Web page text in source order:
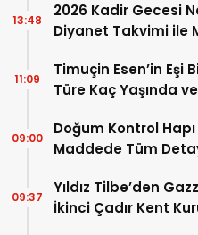
2026 Kadir Gecesi
Diyanet Takvimi ile
13:48
Timuçin Esen’in Eşi
Türe Kaç Yaşında
11:09
Doğum Kontrol Hapı
Maddede Tüm
09:00
Yıldız Tilbe’den
İkinci Çadır Kent
09:37